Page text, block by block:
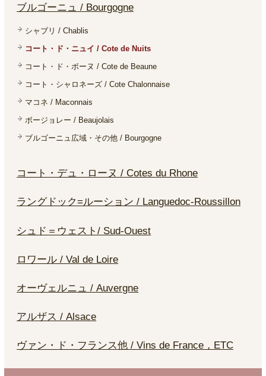
ブルゴーニュ / Bourgogne
シャブリ / Chablis
コート・ド・ニュイ / Cote de Nuits
コート・ド・ボーヌ / Cote de Beaune
コート・シャロネーズ / Cote Chalonnaise
マコネ / Maconnais
ボージョレー / Beaujolais
ブルゴーニュ広域・その他 / Bourgogne
コート・デュ・ローヌ / Cotes du Rhone
ラングドック=ルーション / Languedoc-Roussillon
シュド＝ウェスト/ Sud-Ouest
ロワール / Val de Loire
オーヴェルニュ / Auvergne
アルザス / Alsace
ヴァン・ド・フランス他 / Vins de France，ETC